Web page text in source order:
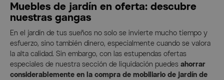
Muebles de jardín en oferta: descubre
nuestras gangas
En el jardín de tus sueños no solo se invierte mucho tiempo y
esfuerzo, sino también dinero, especialmente cuando se valora
la alta calidad. Sin embargo, con las estupendas ofertas
especiales de nuestra sección de liquidación puedes ahorrar
considerablemente en la compra de mobiliario de jardín de